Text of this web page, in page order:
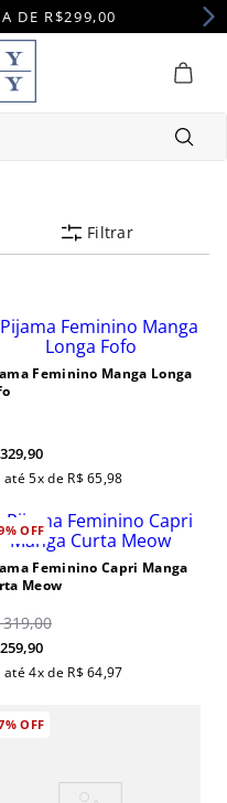
DE R$299,00
Filtrar
Feminino Manga Longa
329,90
até5x de R$ 65,98
OFF
Feminino Capri Manga
Meow
319,00
259,90
até4x de R$ 64,97
OFF